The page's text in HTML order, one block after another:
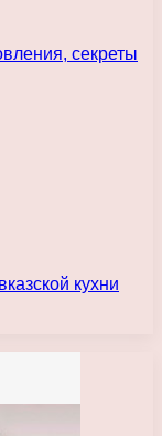
секреты
кухни